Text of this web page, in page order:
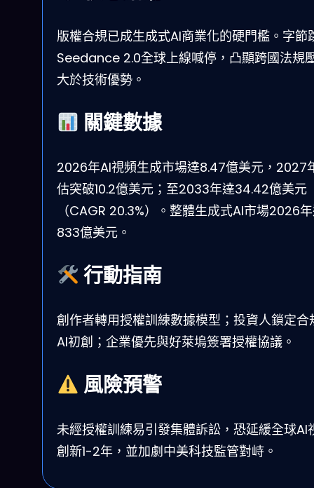
版權合規已成生成式AI商業化的硬門檻。字節
Seedance 2.0全球上線喊停，凸顯跨國法規
大於技術優勢。
關鍵數據
2026年AI視頻生成市場達8.47億美元，2027
估突破10.2億美元；至2033年達34.42億美元
（CAGR 20.3%）。整體生成式AI市場2026
833億美元。
行動指南
創作者轉用授權訓練數據模型；投資人鎖定合
AI初創；企業優先與好萊塢簽署授權協議。
風險預警
未經授權訓練易引發集體訴訟，恐延緩全球AI
創新1-2年，並加劇中美科技監管對峙。